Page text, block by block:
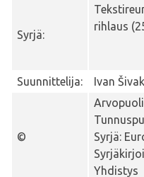
Syrjä:
rihlaus
Suunnittelija: Ivan Šivak
©
Syrjä:
Yhdistys